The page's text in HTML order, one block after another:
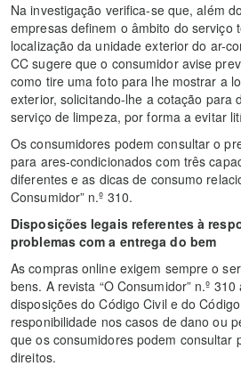
Na investigação verifica-se que, além
empresas definem o âmbito do serviço
localização da unidade exterior do ar-
CC sugere que o consumidor avise
como tire uma foto para lhe mostrar a
exterior, solicitando-lhe a cotação para
serviço de limpeza, por forma a evitar
Os consumidores podem consultar o
para ares-condicionados com três
diferentes e as dicas de consumo
Consumidor” n.º 310.
Disposições legais referentes à
problemas com a entrega do bem
As compras online exigem sempre o
bens. A revista “O Consumidor” n.º
disposições do Código Civil e do
responibilidade nos casos de dano ou
que os consumidores podem consultar
direitos.